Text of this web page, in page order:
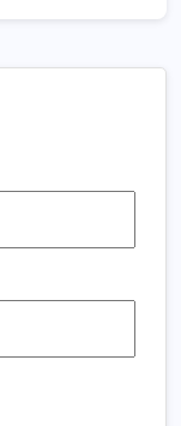
dla biegacza
wiedzieć?
Bieg
dzień po
w